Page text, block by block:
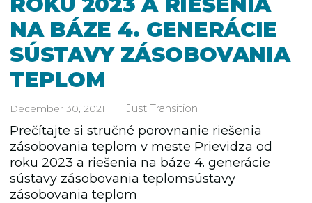
NA BÁZE 4. GENERÁCIE
SÚSTAVY ZÁSOBOVANIA
TEPLOM
December 30, 2021 Just Transition
Prečítajte si stručné porovnanie riešenia
zásobovania teplom v meste Prievidza od
roku 2023 a riešenia na báze 4. generácie
sústavy zásobovania teplomsústavy
zásobovania teplom